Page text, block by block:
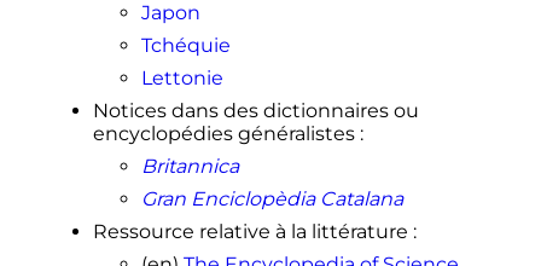
Japon
Tchéquie
Lettonie
Notices dans des dictionnaires ou
encyclopédies généralistes:
Britannica
Gran Enciclopèdia Catalana
Ressource relative à la littérature :